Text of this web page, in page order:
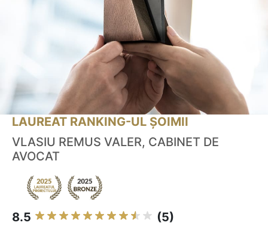
LAUREAT RANKING-UL ȘOIMII
VLASIU REMUS VALER, CABINET DE
AVOCAT
8.5 (5)